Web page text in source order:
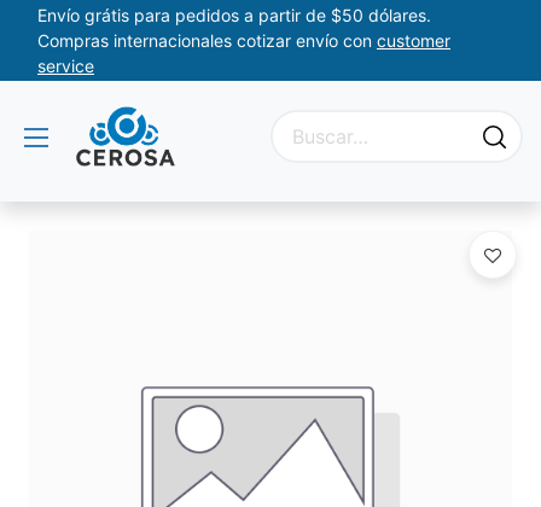
Envío grátis para pedidos a partir de $50 dólares.
Compras internacionales cotizar envío con customer
service